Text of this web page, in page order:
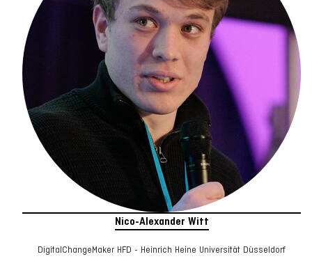
Nico-Alexander Witt
DigitalChangeMaker HFD - Heinrich Heine Universität Düsseldorf